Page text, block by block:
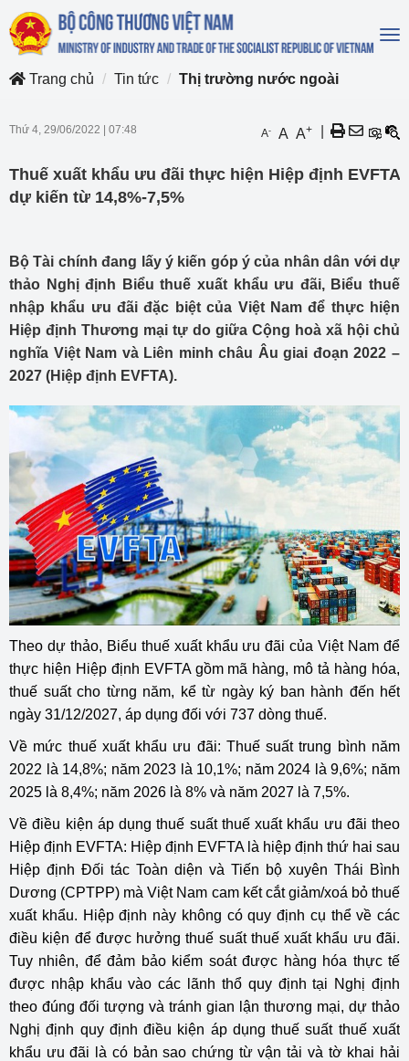
Trang chủ
Tin tức Thị trường nước ngoài
Thứ 4, 29/06/2022 07:48 A- A A+
Thuế xuất khẩu ưu đãi thực hiện Hiệp định EVFTA
dự kiến từ 14,8%-7,5%
Bộ Tài chính đang lấy ý kiến góp ý của nhân dân với dự
thảo Nghị định Biểu thuế xuất khẩu ưu đãi, Biểu thuế
nhập khẩu ưu đãi đặc biệt của Việt Nam để thực hiện
Hiệp định Thương mại tự do giữa Cộng hoà xã hội chủ
nghĩa Việt Nam và Liên minh châu Âu giai đoạn 2022 –
2027 (Hiệp định EVFTA).
Theo dự thảo, Biểu thuế xuất khẩu ưu đãi của Việt Nam để
thực hiện Hiệp định EVFTA gồm mã hàng, mô tả hàng hóa,
thuế suất cho từng năm, kể từ ngày ký ban hành đến hết
ngày 31/12/2027, áp dụng đối với 737 dòng thuế.
Về mức thuế xuất khẩu ưu đãi: Thuế suất trung bình năm
2022 là 14,8%; năm 2023 là 10,1%; năm 2024 là 9,6%; năm
2025 là 8,4%; năm 2026 là 8% và năm 2027 là 7,5%.
Về điều kiện áp dụng thuế suất thuế xuất khẩu ưu đãi theo
Hiệp định EVFTA: Hiệp định EVFTA là hiệp định thứ hai sau
Hiệp định Đối tác Toàn diện và Tiến bộ xuyên Thái Bình
Dương (CPTPP) mà Việt Nam cam kết cắt giảm/xoá bỏ thuế
xuất khẩu. Hiệp định này không có quy định cụ thể về các
điều kiện để được hưởng thuế suất thuế xuất khẩu ưu đãi.
Tuy nhiên, để đảm bảo kiểm soát được hàng hóa thực tế
được nhập khẩu vào các lãnh thổ quy định tại Nghị định
theo đúng đối tượng và tránh gian lận thương mại, dự thảo
Nghị định quy định điều kiện áp dụng thuế suất thuế xuất
khẩu ưu đãi là có bản sao chứng từ vận tải và tờ khai hải